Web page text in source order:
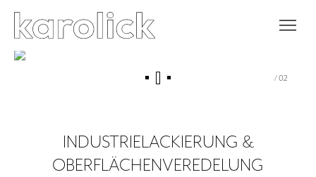
/ 02
INDUSTRIELACKIERUNG &
OBERFLÄCHENVEREDELUNG